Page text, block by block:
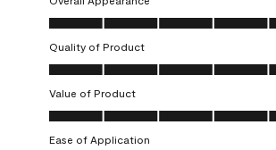
Overall Appearance, 5.0 out of 5
Quality of Product
Quality of Product, 5.0 out of 5
Value of Product
Value of Product, 5.0 out of 5
Ease of Application